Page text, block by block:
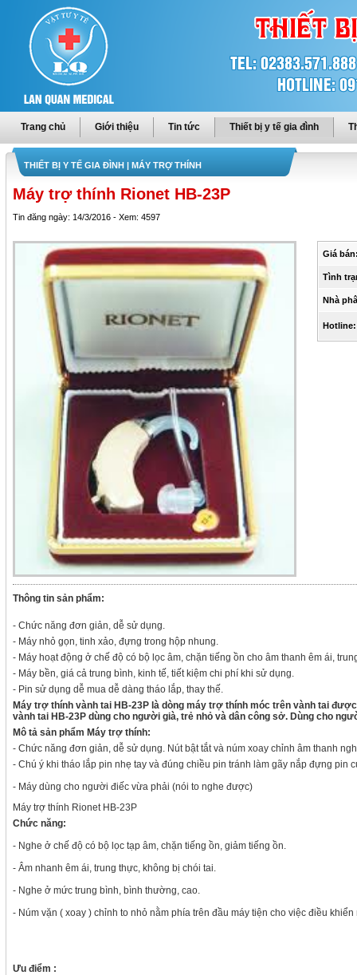
Trang chủ Giới thiệu Tin tức Thiết bị y tế gia đình
THIẾT BỊ Y TẾ GIA ĐÌNH | MÁY TRỢ THÍNH
Máy trợ thính Rionet HB-23P
Tin đăng ngày: 14/3/2016 - Xem: 4597
Giá
Tình
Nhà
Hotline:
Thông tin sản phẩm:
- Chức năng đơn giản, dễ sử dụng.
- Máy nhỏ gọn, tinh xảo, đựng trong hộp nhung.
- Máy hoạt động ở chế độ có bộ lọc âm, chặn tiếng ồn cho âm thanh êm ái,
- Máy bền, giá cả trung bình, kinh tế, tiết kiệm chi phí khi sử dụng.
- Pin sử dụng dễ mua dễ dàng tháo lắp, thay thế.
Máy trợ thính vành tai HB-23P là dòng máy trợ thính móc trên vành tai
vành tai HB-23P dùng cho người già, trẻ nhỏ và dân công sở. Dùng cho
Mô tả sản phẩm Máy trợ thính:
- Chức năng đơn giản, dễ sử dụng. Nút bật tắt và núm xoay chỉnh âm thanh
- Chú ý khi tháo lắp pin nhẹ tay và đúng chiều pin tránh làm gãy nắp đựng pin
- Máy dùng cho người điếc vừa phải (nói to nghe được)
Máy trợ thính Rionet HB-23P
Chức năng:
- Nghe ở chế độ có bộ lọc tạp âm, chặn tiếng ồn, giảm tiếng ồn.
- Âm nhanh êm ái, trung thực, không bị chói tai.
- Nghe ở mức trung bình, bình thường, cao.
- Núm vặn ( xoay ) chỉnh to nhỏ nằm phía trên đầu máy tiện cho việc điều khiển
Ưu điểm :